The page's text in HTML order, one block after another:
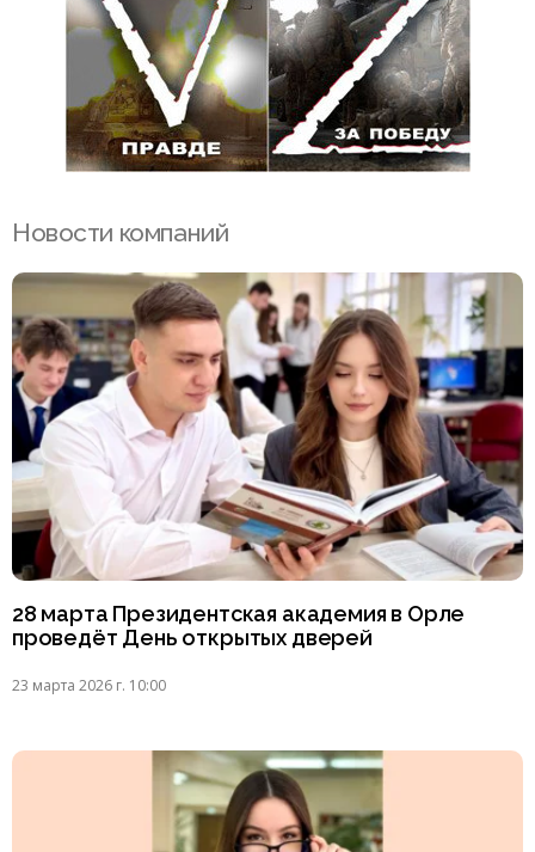
Новости компаний
28 марта Президентская академия в Орле
проведёт День открытых дверей
23 марта 2026 г. 10:00